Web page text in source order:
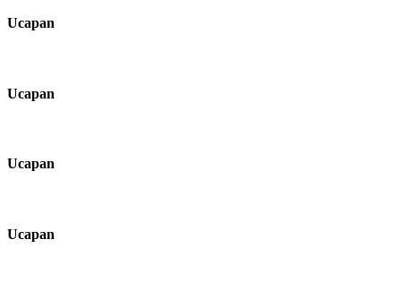
Ucapan
Ucapan
Ucapan
Ucapan